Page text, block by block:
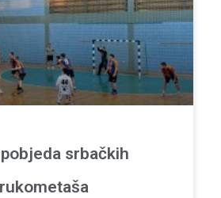
srbačkih
rukometaša